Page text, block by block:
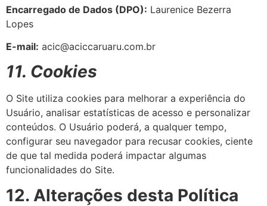
Encarregado de Dados (DPO): Laurenice Bezerra
Lopes
E-mail: acic@aciccaruaru.com.br
11. Cookies
O Site utiliza cookies para melhorar a experiência do
Usuário, analisar estatísticas de acesso e personalizar
conteúdos. O Usuário poderá, a qualquer tempo,
configurar seu navegador para recusar cookies, ciente
de que tal medida poderá impactar algumas
funcionalidades do Site.
12. Alterações desta Política